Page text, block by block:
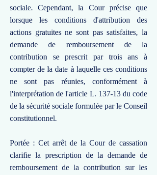
sociale. Cependant, la Cour précise que
lorsque les conditions d'attribution des
actions gratuites ne sont pas satisfaites, la
demande de remboursement de la
contribution se prescrit par trois ans à
compter de la date à laquelle ces conditions
ne sont pas réunies, conformément à
l'interprétation de l'article L. 137-13 du code
de la sécurité sociale formulée par le Conseil
constitutionnel.
Portée : Cet arrêt de la Cour de cassation
clarifie la prescription de la demande de
remboursement de la contribution sur les